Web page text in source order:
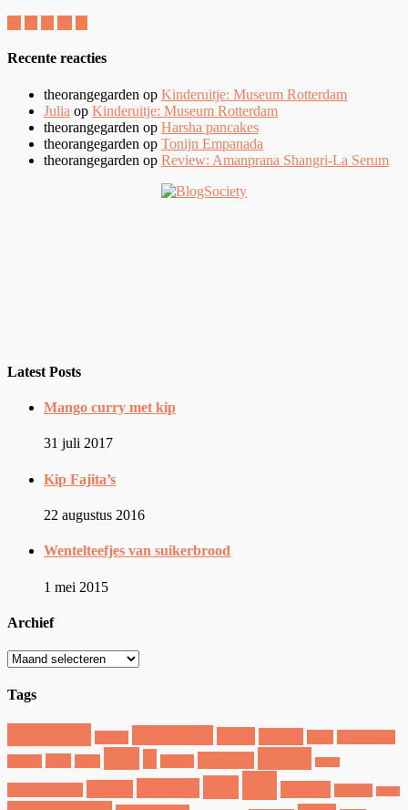
Recente reacties
theorangegarden op Kinderuitje: Museum Rotterdam
Julia op Kinderuitje: Museum Rotterdam
theorangegarden op Harsha pancakes
theorangegarden op Tonijn Empanada
theorangegarden op Review: Amanprana Shangri-La Serum
Latest Posts
Mango curry met kip
31 juli 2017
Kip Fajita’s
22 augustus 2016
Wentelteefjes van suikerbrood
1 mei 2015
Archief
Tags